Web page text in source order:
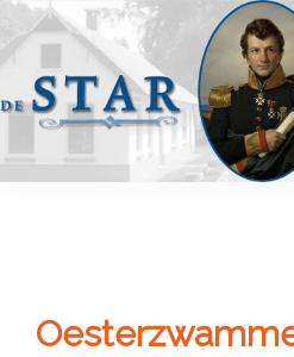
Skip
primary
navigation
Skip
main
content
Skip
primary
sidebar
Skip
footer